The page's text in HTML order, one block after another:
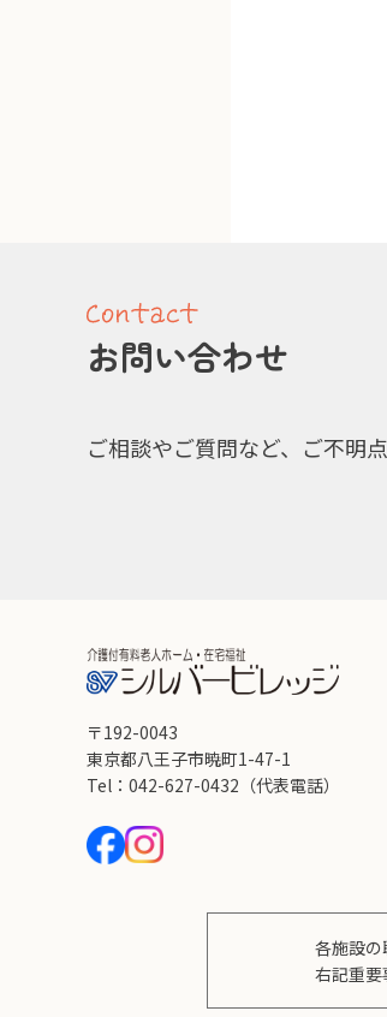
お問い合わせ
ご相談やご質問など、ご不明
〒192-0043
東京都八王子市暁町1-47-1
Tel：042-627-0432 （代表電話）
各施設の
右記重要